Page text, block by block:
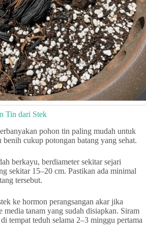
Tin dari Stek
pohon tin paling mudah untuk
cukup potongan batang yang sehat.
berkayu, berdiameter sekitar sejari
sekitar 15–20 cm. Pastikan ada minimal
tersebut.
ke hormon perangsangan akar jika
media tanam yang sudah disiapkan. Siram
tempat teduh selama 2–3 minggu pertama